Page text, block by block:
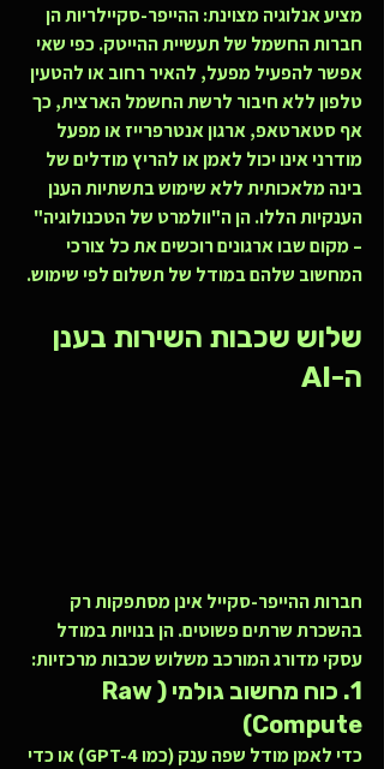
מציע אנלוגיה מצוינת: ההייפר-סקיילריות הן
חברות החשמל של תעשיית ההייטק. כפי שאי
אפשר להפעיל מפעל, להאיר רחוב או להטעין
טלפון ללא חיבור לרשת החשמל הארצית, כך
אף סטארטאפ, ארגון אנטרפרייז או מפעל
מודרני אינו יכול לאמן או להריץ מודלים של
בינה מלאכותית ללא שימוש בתשתיות הענן
הענקיות הללו. הן ה"וולמרט של הטכנולוגיה"
– מקום שבו ארגונים רוכשים את כל צורכי
המחשוב שלהם במודל של תשלום לפי שימוש.
שלוש שכבות השירות בענן
ה-AI
חברות ההייפר-סקייל אינן מסתפקות רק
בהשכרת שרתים פשוטים. הן בנויות במודל
עסקי מדורג המורכב משלוש שכבות מרכזיות:
1. כוח מחשוב גולמי (Raw
Compute)
כדי לאמן מודל שפה ענק (כמו GPT-4) או כדי